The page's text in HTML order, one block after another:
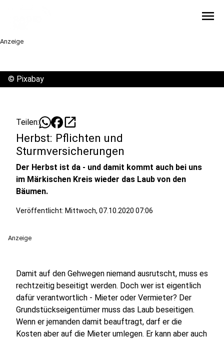
menu
Anzeige
© Pixabay
Teilen: open_in_new
Herbst: Pflichten und
Sturmversicherungen
Der Herbst ist da - und damit kommt auch bei uns
im Märkischen Kreis wieder das Laub von den
Bäumen.
Veröffentlicht: Mittwoch, 07.10.2020 07:06
Anzeige
Damit auf den Gehwegen niemand ausrutscht, muss es
rechtzeitig beseitigt werden. Doch wer ist eigentlich
dafür verantwortlich - Mieter oder Vermieter? Der
Grundstückseigentümer muss das Laub beseitigen.
Wenn er jemanden damit beauftragt, darf er die
Kosten aber auf die Mieter umlegen. Er kann aber auch